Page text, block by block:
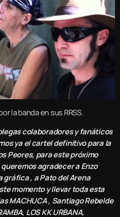
la banda en sus RRSS.
colaboradores y fanáticos
ya el cartel definitivo para la
Peores, para este próximo
agradecer a Enzo
gráfica , a Pato del Arena
momento y llevar toda esta
MACHUCA , Santiago Rebelde
LOS KK URBANA,